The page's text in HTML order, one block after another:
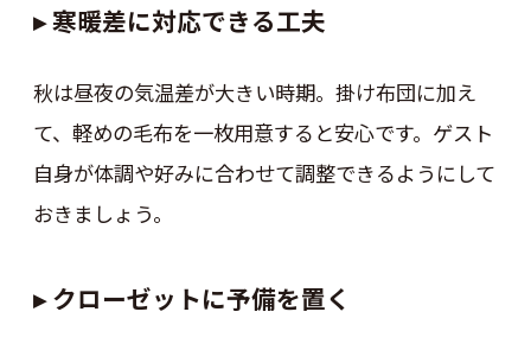
▸ 寒暖差に対応できる工夫
秋は昼夜の気温差が大きい時期。掛け布団に加え
て、軽めの毛布を一枚用意すると安心です。ゲスト
自身が体調や好みに合わせて調整できるようにして
おきましょう。
▸ クローゼットに予備を置く